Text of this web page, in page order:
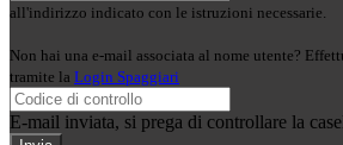
all'indirizzo indicato con le istruzioni necessarie.
Non hai una e-mail associata al nome utente?
tramite la Login Spaggiari
E-mail inviata, si prega di controllare la